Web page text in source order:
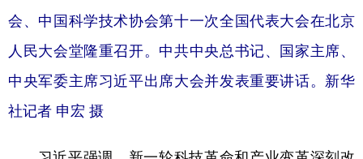
会、中国科学技术协会第十一次全国代表大会在北京
人民大会堂隆重召开。中共中央总书记、国家主席、
中央军委主席习近平出席大会并发表重要讲话。新华
社记者 申宏 摄